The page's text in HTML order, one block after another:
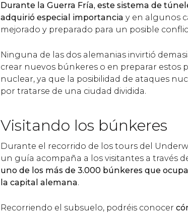
Durante la Guerra Fría, este sistema de
adquirió especial importancia y en algunos
mejorado y preparado para un posible
Ninguna de las dos alemanias invirtió
crear nuevos búnkeres o en preparar estos
nuclear, ya que la posibilidad de ataques
por tratarse de una ciudad dividida.
Visitando los búnkeres
Durante el recorrido de los tours del
un guía acompaña a los visitantes a través
uno de los más de 3.000 búnkeres que
la capital alemana.
Recorriendo el subsuelo, podréis conocer